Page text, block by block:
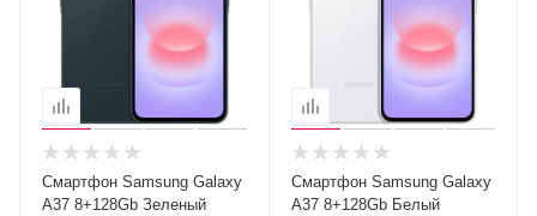
Смартфон Samsung Galaxy
A37 8+128Gb Зеленый
Смартфон Samsung Galaxy
A37 8+128Gb Белый